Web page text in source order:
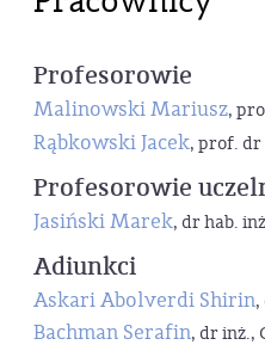
Profesorowie
Malinowski Mariusz,
Rąbkowski Jacek, prof. dr
Profesorowie
Jasiński Marek, dr hab.
Adiunkci
Askari Abolverdi Shirin,
Bachman Serafin, dr inż.,